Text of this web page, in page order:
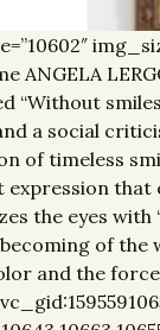
ANGELA
“Without
a social
of timeless
the eyes
of the
and the